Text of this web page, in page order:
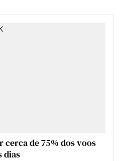
cerca de 75% dos voos
dias